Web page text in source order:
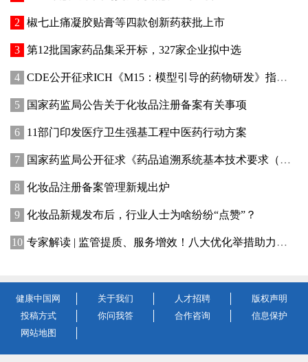
椒七止痛凝胶贴膏等四款创新药获批上市
第12批国家药品集采开标，327家企业拟中选
CDE公开征求ICH《M15：模型引导的药物研发》指导原则实施建议和中文翻译稿意见
国家药监局公告关于化妆品注册备案有关事项
11部门印发医疗卫生强基工程中医药行动方案
国家药监局公开征求《药品追溯系统基本技术要求（修订征求意见稿）》意见
化妆品注册备案管理新规出炉
化妆品新规发布后，行业人士为啥纷纷“点赞”？
专家解读 | 监管提质、服务增效！八大优化举措助力提升化妆品行业创新活力
健康中国网 关于我们 人才招聘
版权声明
投稿方式
你问我答 合作咨询
信息保护
网站地图